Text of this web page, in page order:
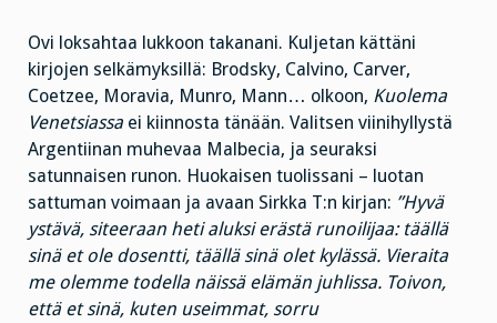
Ovi loksahtaa lukkoon takanani. Kuljetan kättäni
kirjojen selkämyksillä: Brodsky, Calvino, Carver,
Coetzee, Moravia, Munro, Mann… olkoon, Kuolema
Venetsiassa ei kiinnosta tänään. Valitsen viinihyllystä
Argentiinan muhevaa Malbecia, ja seuraksi
satunnaisen runon. Huokaisen tuolissani – luotan
sattuman voimaan ja avaan Sirkka T:n kirjan: ”Hyvä
ystävä, siteeraan heti aluksi erästä runoilijaa: täällä
sinä et ole dosentti, täällä sinä olet kylässä. Vieraita
me olemme todella näissä elämän juhlissa. Toivon,
että et sinä, kuten useimmat, sorru